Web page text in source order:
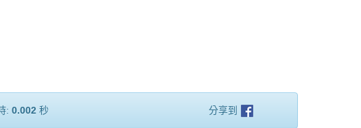
: 0.002 秒 分享到